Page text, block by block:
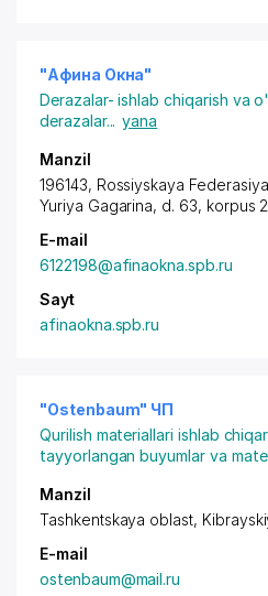
"Афина Окна"
Derazalar- ishlab chiqarish va
derazalar... yana
Manzil
196143, Rossiyskaya
Yuriya Gagarina, d. 63, korpus 2
E-mail
6122198@afinaokna.spb.ru
Sayt
afinaokna.spb.ru
"Ostenbaum" ЧП
Qurilish materiallari ishlab
tayyorlangan buyumlar va
Manzil
Tashkentskaya oblast,
E-mail
ostenbaum@mail.ru